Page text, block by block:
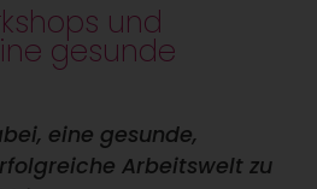
und
gesunde
eine gesunde,
Arbeitswelt zu